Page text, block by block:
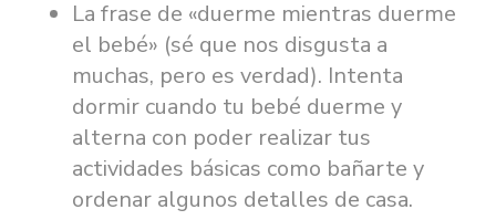
La frase de «duerme mientras duerme
el bebé» (sé que nos disgusta a
muchas, pero es verdad). Intenta
dormir cuando tu bebé duerme y
alterna con poder realizar tus
actividades básicas como bañarte y
ordenar algunos detalles de casa.